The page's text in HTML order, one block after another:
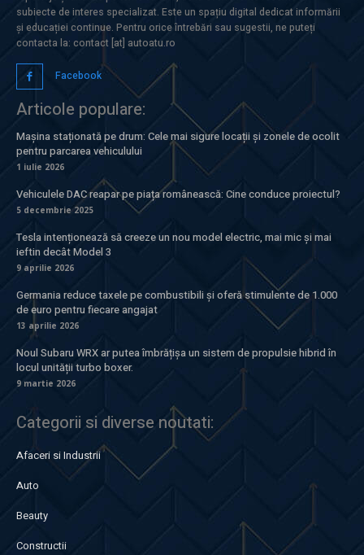
subiecte de interes specializat. Este un spațiu digital dedicat informării
și educației continue. Pentru orice întrebări sau sugestii, ne puteți
contacta la: contact [at] autoatu.ro
Facebook
Articole populare:
Mașina staționată pe drum: Cele mai sigure locații și zonele de ocolit
pentru parcarea vehiculului
1 iulie 2026
Vehiculele DAC reapar pe piața românească: Cine conduce proiectul?
5 decembrie 2025
Tesla intenționează să creeze un nou model electric, mai mic și mai
ieftin decât Model 3
9 aprilie 2026
Germania reduce taxele pe combustibili și oferă stimulente de 1.000
de euro pentru fiecare angajat
13 aprilie 2026
Noul Subaru WRX ar putea îmbrățișa un sistem de propulsie hibrid în
locul unității turbo boxer.
9 martie 2026
Categorii si diverse noutati:
Afaceri si Industrii
Auto
Beauty
Constructii